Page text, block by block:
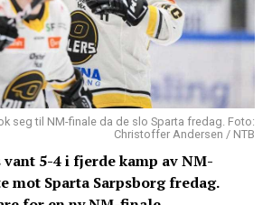
seg til NM-finale da de slo Sparta fredag. Foto:
Christoffer Andersen / NTB
vant 5-4 i fjerde kamp av NM-
mot Sparta Sarpsborg fredag.